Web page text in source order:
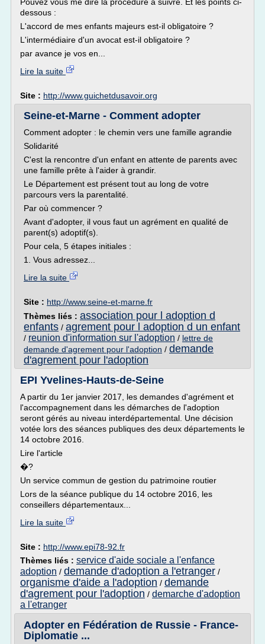
dessous :
L'accord de mes enfants majeurs est-il obligatoire ?
L'intermédiaire d'un avocat est-il obligatoire ?
par avance je vos en...
Lire la suite
Site : http://www.guichetdusavoir.org
Seine-et-Marne - Comment adopter
Comment adopter : le chemin vers une famille agrandie
Solidarité
C'est la rencontre d'un enfant en attente de parents avec
une famille prête à l'aider à grandir.
Le Département est présent tout au long de votre
parcours vers la parentalité.
Par où commencer ?
Avant d'adopter, il vous faut un agrément en qualité de
parent(s) adoptif(s).
Pour cela, 5 étapes initiales :
1. Vous adressez...
Lire la suite
Site : http://www.seine-et-marne.fr
Thèmes liés : association pour l adoption d
enfants / agrement pour l adoption d un enfant
/ reunion d'information sur l'adoption / lettre de
demande d'agrement pour l'adoption / demande
d'agrement pour l'adoption
EPI Yvelines-Hauts-de-Seine
A partir du 1er janvier 2017, les demandes d'agrément et
l'accompagnement dans les démarches de l'adoption
seront gérés au niveau interdépartemental. Une décision
votée lors des séances publiques des deux départements le
14 octobre 2016.
Lire l'article
�?
Un service commun de gestion du patrimoine routier
Lors de la séance publique du 14 octobre 2016, les
conseillers départementaux...
Lire la suite
Site : http://www.epi78-92.fr
Thèmes liés : service d'aide sociale a l'enfance
adoption / demande d'adoption a l'etranger /
organisme d'aide a l'adoption / demande
d'agrement pour l'adoption / demarche d'adoption
a l'etranger
Adopter en Fédération de Russie - France-
Diplomatie ...